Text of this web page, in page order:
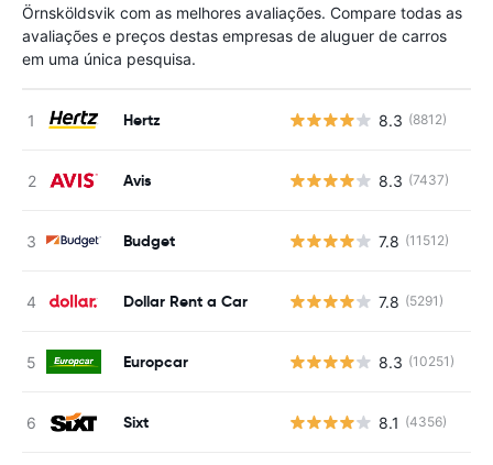
Örnsköldsvik com as melhores avaliações. Compare todas as
avaliações e preços destas empresas de aluguer de carros
em uma única pesquisa.
Hertz 8.3 (8812)
Avis 8.3 (7437)
Budget 7.8 (11512)
Dollar Rent a Car 7.8 (5291)
Europcar 8.3 (10251)
Sixt 8.1 (4356)